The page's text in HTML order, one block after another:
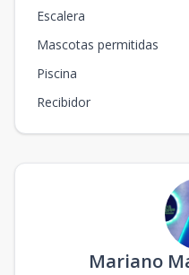
Escalera
Mascotas permitidas
Piscina
Recibidor
Mariano